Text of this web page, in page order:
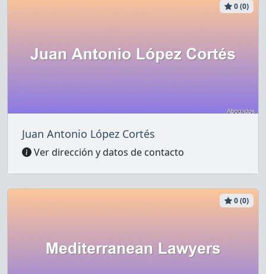
0 (0)
Juan Antonio López Cortés
Ver dirección y datos de contacto
0 (0)